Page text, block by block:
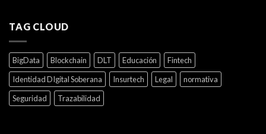
TAG CLOUD
BigData Blockchain DLT Educación
Fintech
Identidad DIgital Soberana
Insurtech Legal
normativa
Seguridad
Trazabilidad